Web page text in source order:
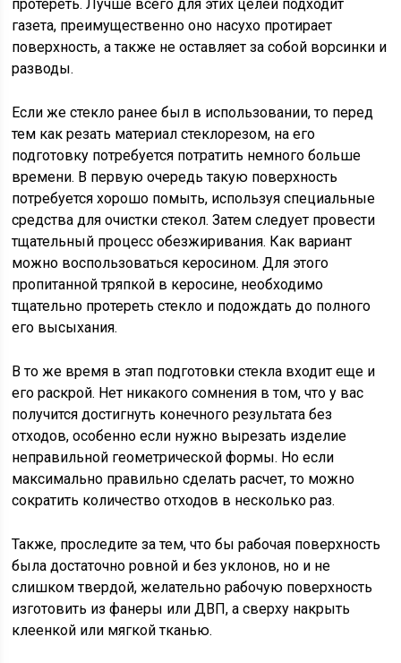
протереть. Лучше всего для этих целей подходит
газета, преимущественно оно насухо протирает
поверхность, а также не оставляет за собой ворсинки и
разводы.
Если же стекло ранее был в использовании, то перед
тем как резать материал стеклорезом, на его
подготовку потребуется потратить немного больше
времени. В первую очередь такую поверхность
потребуется хорошо помыть, используя специальные
средства для очистки стекол. Затем следует провести
тщательный процесс обезжиривания. Как вариант
можно воспользоваться керосином. Для этого
пропитанной тряпкой в керосине, необходимо
тщательно протереть стекло и подождать до полного
его высыхания.
В то же время в этап подготовки стекла входит еще и
его раскрой. Нет никакого сомнения в том, что у вас
получится достигнуть конечного результата без
отходов, особенно если нужно вырезать изделие
неправильной геометрической формы. Но если
максимально правильно сделать расчет, то можно
сократить количество отходов в несколько раз.
Также, проследите за тем, что бы рабочая поверхность
была достаточно ровной и без уклонов, но и не
слишком твердой, желательно рабочую поверхность
изготовить из фанеры или ДВП, а сверху накрыть
клеенкой или мягкой тканью.